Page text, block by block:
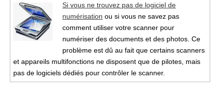
Si vous ne trouvez pas de logiciel de
numérisation ou si vous ne savez pas
comment utiliser votre scanner pour
numériser des documents et des photos. Ce
problème est dû au fait que certains scanners
et appareils multifonctions ne disposent que de pilotes, mais
pas de logiciels dédiés pour contrôler le scanner.